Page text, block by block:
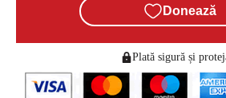
Donează
Plată sigură și